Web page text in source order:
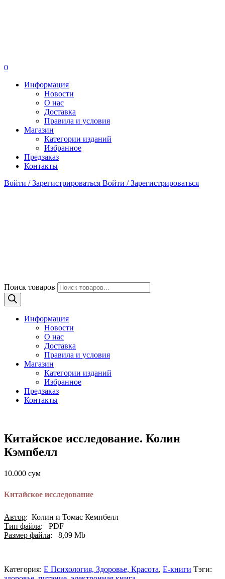
0
Информация
Новости
О нас
Доставка
Правила и условия
Магазин
Категории изданий
Избранное
Предзаказ
Контакты
Войти / Зарегистрироваться Войти / Зарегистрироваться
Поиск товаров
Информация
Новости
О нас
Доставка
Правила и условия
Магазин
Категории изданий
Избранное
Предзаказ
Контакты
Китайское исследование. Колин
Кэмпбелл
10.000 сум
Китайское исследование
Автор: Колин и Томас Кемпбелл
Тип файла: PDF
Размер файла: 8,09 Mb
Категория: E Психология, Здоровье, Красота, Е-книги Тэги: